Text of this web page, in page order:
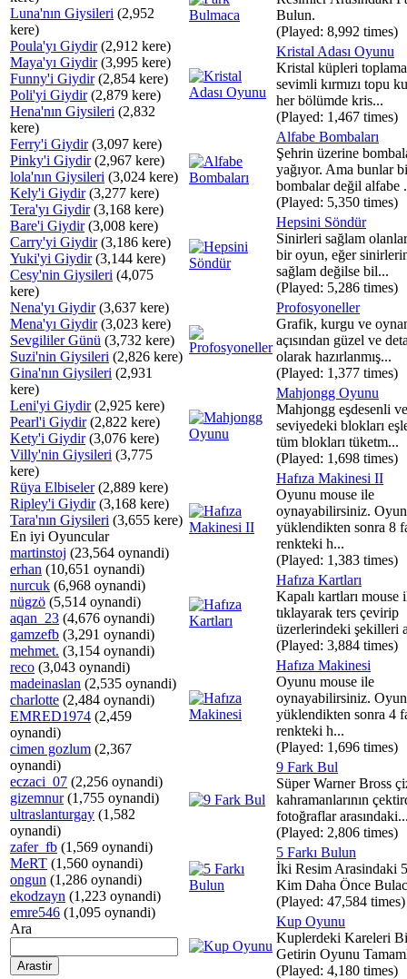
Luna'nın Giysileri (2,952
kere)
Poula'yı Giydir(2,912 kere)
Maya'yı Giydir(3,995 kere)
Funny'i Giydir(2,854 kere)
Poli'yi Giydir(2,879 kere)
Hena'nın Giysileri (2,832
kere)
Ferry'i Giydir(3,097 kere)
Pinky'i Giydir(2,967 kere)
lola'nın Giysileri (3,024 kere)
Kely'i Giydir(3,277 kere)
Tera'yı Giydir(3,168 kere)
Bare'i Giydir(3,008 kere)
Carry'yi Giydir(3,186 kere)
Yuki'yi Giydir(3,144 kere)
Cesy'nin Giysileri (4,075
kere)
Nena'yı Giydir(3,637 kere)
Mena'yı Giydir(3,023 kere)
Sevgililer Günü (3,732 kere)
Suzi'nin Giysileri (2,826 kere)
Gina'nın Giysileri (2,931
kere)
Leni'yi Giydir(2,925 kere)
Pearl'i Giydir(2,822 kere)
Kety'i Giydir(3,076 kere)
Villy'nin Giysileri (3,775
kere)
Rüya Elbiseler(2,889 kere)
Ripley'i Giydir(3,168 kere)
Tara'nın Giysileri (3,655 kere)
En iyi Oyuncular
martinstoj (23,564 oynandi)
erhan (10,651 oynandi)
nurcuk (6,968 oynandi)
nügzö (5,514 oynandi)
aqan_23 (4,676 oynandi)
gamzefb (3,291 oynandi)
mehmet. (3,154 oynandi)
reco (3,043 oynandi)
madeinaslan (2,535 oynandi)
charlotte (2,484 oynandi)
EMRED1974 (2,459
oynandi)
cimen gozlum (2,367
oynandi)
eczaci_07 (2,256 oynandi)
gizemnur(1,755 oynandi)
ultraslanturgay (1,582
oynandi)
zafer_fb (1,569 oynandi)
MeRT (1,560 oynandi)
ongun (1,286 oynandi)
ekodzayn (1,223 oynandi)
emre546 (1,095 oynandi)
Ara
Bulun.
(Played: 8,992 times)
Kristal Adası Oyunu
Kristal küpleri
sevimli kırmızı topu
her bölümde kris...
(Played: 1,467 times)
Alfabe Bombaları
Şehrin üzerine
yağıyor. Ama bunlar
bombalar değil alfabe
(Played: 5,350 times)
Hepsini Söndür
Sinirleri sağlam
bir oyun, eğer
sağlam değilse bil...
(Played: 5,286 times)
Profosyoneller
Grafik, kurgu ve
açısından güzel ve
olarak hazırlanmış...
(Played: 1,377 times)
Mahjongg Oyunu
Mahjongg eşdesenli
seviyedeki blokları
tüm blokları tüketm...
(Played: 1,698 times)
Hafıza Makinesi II
Oyunu mouse ile
oynayabilirsiniz. Oyun
yüklendikten sonra 8
renkteki h...
(Played: 1,383 times)
Hafıza Kartları
Kapalı kartları mouse
tıklayarak ters çevirip
üzerlerindeki şekilleri
(Played: 3,884 times)
Hafıza Makinesi
Oyunu mouse ile
oynayabilirsiniz. Oyun
yüklendikten sonra 4
renkteki h...
(Played: 1,696 times)
9 Fark Bul
Süper Warner Bross
kahramanlarının
fotoğraflar
(Played: 2,806 times)
5 Farkı Bulun
İki Resim Arasindaki
Kim Daha Önce
(Played: 47,584 times)
Kup Oyunu
Kuplerdeki Kareleri
Getirin Oyunu
(Played: 4,180 times)